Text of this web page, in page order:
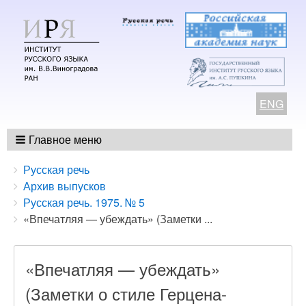
ENG
Главное меню
Breadcrumbs
You
are
here:
Русская речь
Архив выпусков
Русская речь. 1975. № 5
«Впечатляя — убеждать» (Заметки ...
«Впечатляя — убеждать»
(Заметки о стиле Герцена-